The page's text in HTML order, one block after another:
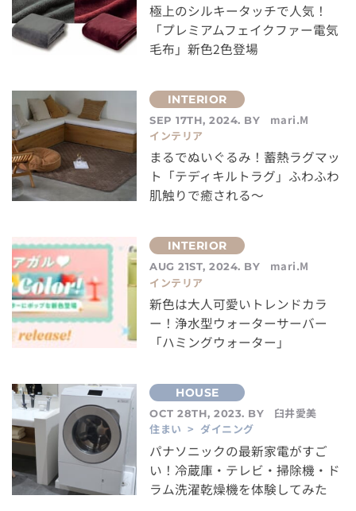
極上のシルキータッチで人気！
「プレミアムフェイクファー電気
毛布」新色2色登場
SEP 17TH, 2024. BY
mari.M
インテリア
まるでぬいぐるみ！蓄熱ラグマッ
ト「テディキルトラグ」ふわふわ
肌触りで癒される～
AUG 21ST, 2024. BY
mari.M
インテリア
新色は大人可愛いトレンドカラ
ー！浄水型ウォーターサーバー
「ハミングウォーター」
OCT 28TH, 2023. BY
臼井愛美
住まい > ダイニング
パナソニックの最新家電がすご
い！冷蔵庫・テレビ・掃除機・ド
ラム洗濯乾燥機を体験してみた